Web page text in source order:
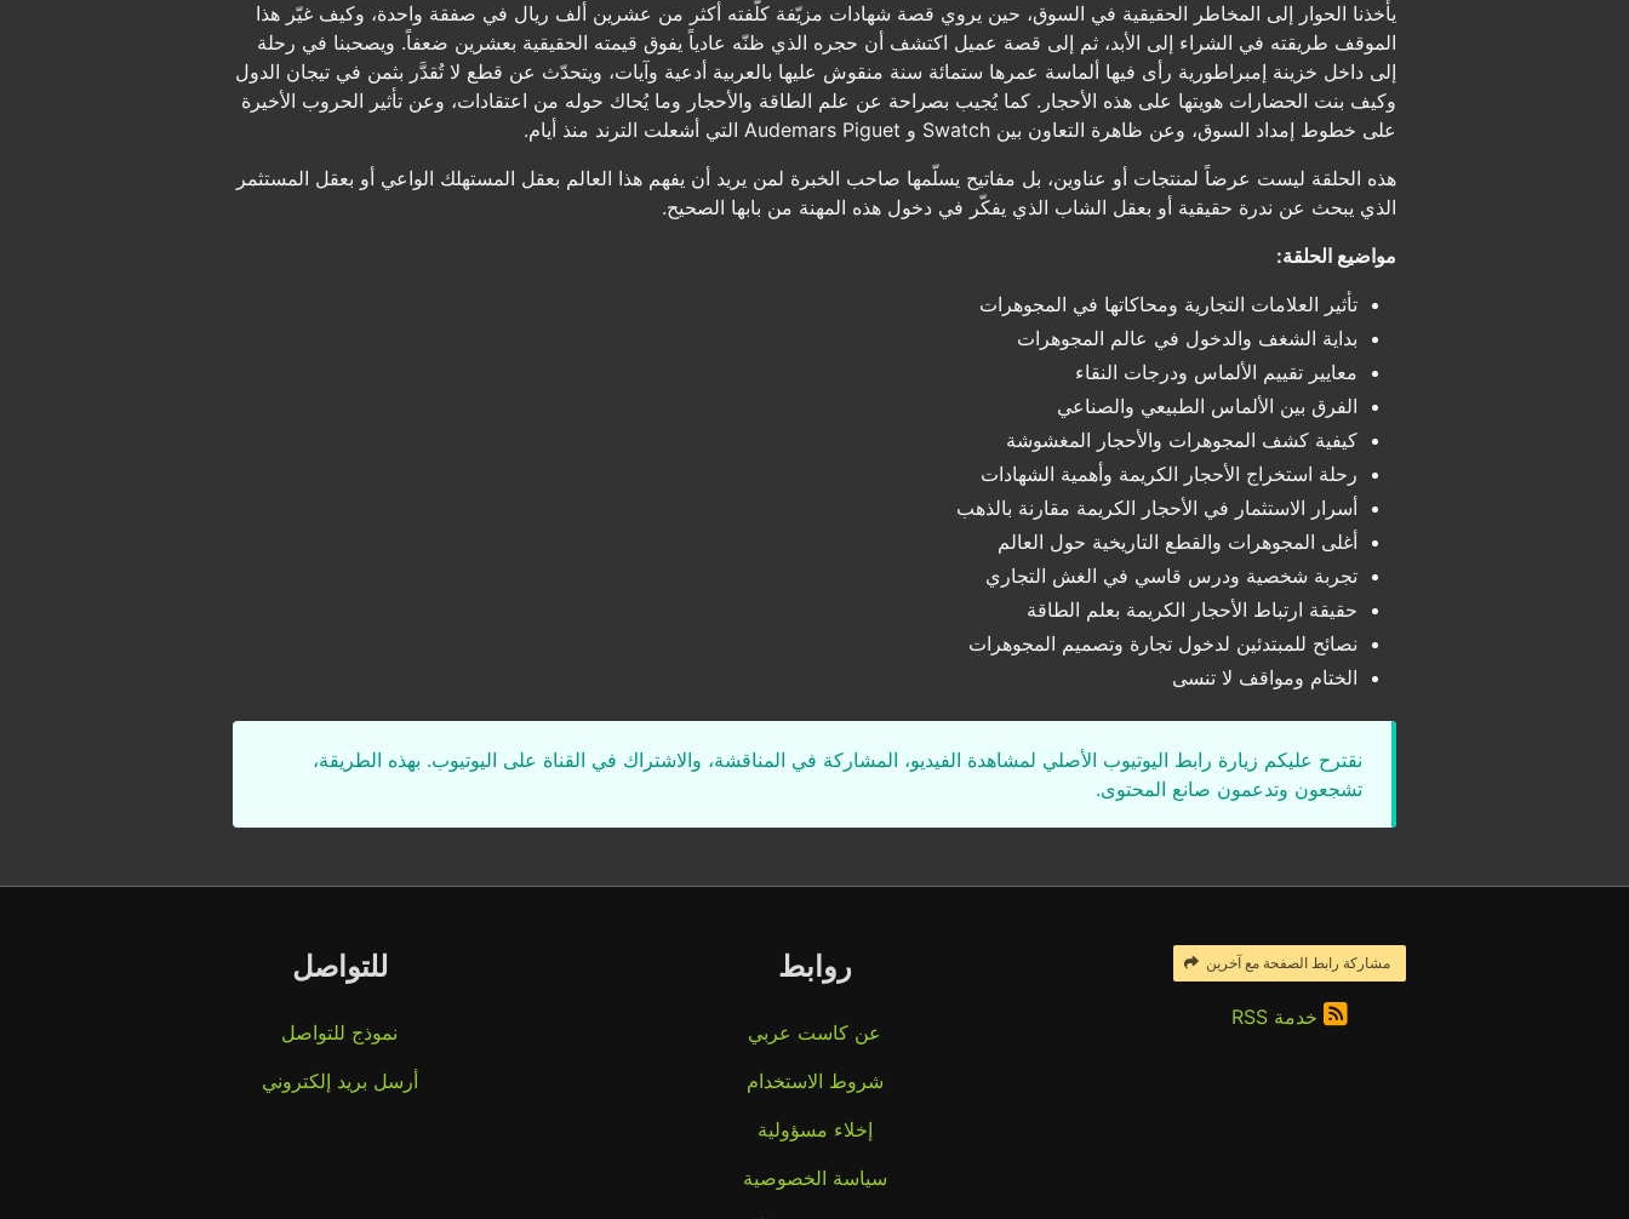
يأخذنا الحوار إلى المخاطر الحقيقية في السوق، حين يروي قصة شهادات مزيّفة كلّفته أكثر من عشرين ألف ريال في صفقة واحدة، وكيف غيّر هذا
الموقف طريقته في الشراء إلى الأبد، ثم إلى قصة عميل اكتشف أن حجره الذي ظنّه عادياً يفوق قيمته الحقيقية بعشرين ضعفاً. ويصحبنا في رحلة
إلى داخل خزينة إمبراطورية رأى فيها ألماسة عمرها ستمائة سنة منقوش عليها بالعربية أدعية وآيات، ويتحدّث عن قطع لا تُقدَّر بثمن في تيجان الدول
وكيف بنت الحضارات هويتها على هذه الأحجار. كما يُجيب بصراحة عن علم الطاقة والأحجار وما يُحاك حوله من اعتقادات، وعن تأثير الحروب الأخيرة
على خطوط إمداد السوق، وعن ظاهرة التعاون بين Swatch و Audemars Piguet التي أشعلت الترند منذ أيام.
هذه الحلقة ليست عرضاً لمنتجات أو عناوين، بل مفاتيح يسلّمها صاحب الخبرة لمن يريد أن يفهم هذا العالم بعقل المستهلك الواعي أو بعقل المستثمر
الذي يبحث عن ندرة حقيقية أو بعقل الشاب الذي يفكّر في دخول هذه المهنة من بابها الصحيح.
مواضيع الحلقة:
تأثير العلامات التجارية ومحاكاتها في المجوهرات
بداية الشغف والدخول في عالم المجوهرات
معايير تقييم الألماس ودرجات النقاء
الفرق بين الألماس الطبيعي والصناعي
كيفية كشف المجوهرات والأحجار المغشوشة
رحلة استخراج الأحجار الكريمة وأهمية الشهادات
أسرار الاستثمار في الأحجار الكريمة مقارنة بالذهب
أغلى المجوهرات والقطع التاريخية حول العالم
تجربة شخصية ودرس قاسي في الغش التجاري
حقيقة ارتباط الأحجار الكريمة بعلم الطاقة
نصائح للمبتدئين لدخول تجارة وتصميم المجوهرات
الختام ومواقف لا تنسى
نقترح عليكم زيارة رابط اليوتيوب الأصلي لمشاهدة الفيديو، المشاركة في المناقشة، والاشتراك في القناة على اليوتيوب. بهذه الطريقة،
تشجعون وتدعمون صانع المحتوى.
مشاركة رابط الصفحة مع آخرين
خدمة RSS
روابط
عن كاست عربي
شروط الاستخدام
إخلاء مسؤولية
سياسة الخصوصية
للتواصل
نموذج للتواصل
أرسل بريد إلكتروني